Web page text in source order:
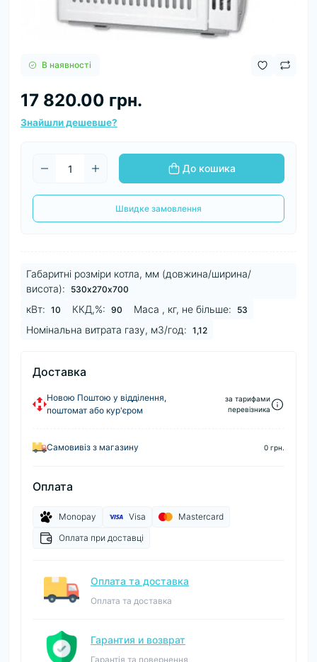
В наявності
17 820.00 грн.
Знайшли дешевше?
До кошика
Швидке замовлення
Габаритні розміри котла, мм (довжина/ширина/
висота):
530х270х700
кВт: 10 ККД,%: 90 Маса , кг, не більше: 53
Номінальна витрата газу, м3/год: 1,12
Доставка
Новою Поштою у відділення,
поштомат або кур'єром
за тарифами
перевізника
Самовивіз з магазину 0 грн.
Оплата
Monopay Visa
Mastercard
Оплата при доставці
Оплата та доставка
Оплата та доставка
Гарантия и возврат
Гарантія та повернення